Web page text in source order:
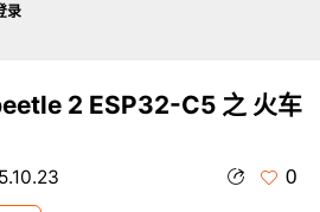
2 ESP32-C5 之 火车
0
录